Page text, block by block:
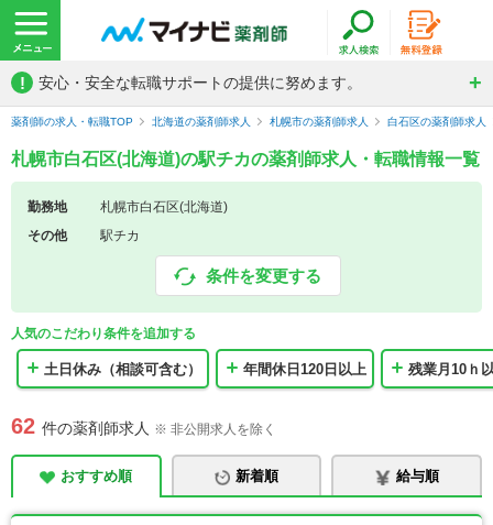
! 安心・安全な転職サポートの提供に努めます。
薬剤師の求人・転職TOP 北海道の薬剤師求人 札幌市の薬剤師求人 白石区の薬剤師求人
札幌市白石区(北海道)の駅チカの薬剤師求人・転職情報一覧
勤務地
札幌市白石区(北海道)
その他
駅チカ
条件を変更する
人気のこだわり条件を追加する
土日休み（相談可含む） 年間休日120日以上 残業月10ｈ
62 件の薬剤師求人 ※ 非公開求人を除く
おすすめ順 新着順 給与順